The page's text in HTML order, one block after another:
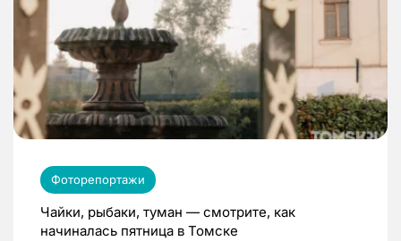
Фоторепортажи
Чайки, рыбаки, туман — смотрите, как
начиналась пятница в Томске